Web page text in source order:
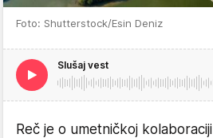
Foto: Shutterstock/Esin Deniz
Slušaj vest
Reč je o umetničkoj kolaboraciji